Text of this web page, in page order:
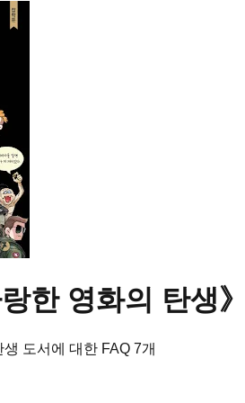
한 영화의 탄생
생 도서에 대한 FAQ 7개